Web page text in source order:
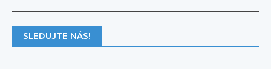
SLEDUJTE NÁS!